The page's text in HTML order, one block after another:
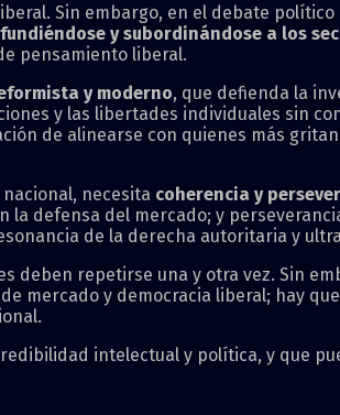
Sin embargo, en el debate político
y subordinándose a los
pensamiento liberal.
y moderno, que defienda la
y las libertades individuales sin
de alinearse con quienes más
necesita coherencia y
defensa del mercado; y
de la derecha autoritaria y
deben repetirse una y otra vez. Sin
mercado y democracia liberal; hay
intelectual y política, y que